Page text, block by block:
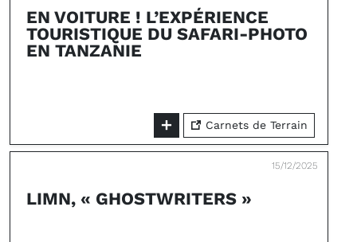
EN VOITURE ! L’EXPÉRIENCE
TOURISTIQUE DU SAFARI-PHOTO
EN TANZANIE
Carnets de Terrain
15/12/2025
LIMN, « GHOSTWRITERS »